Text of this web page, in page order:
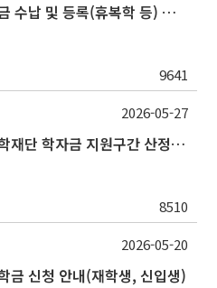
2026학년도 제2학기 등록금 수납 및 등록(휴복학 등) 일정 안내
9641
2026학년도 2학기 한국장학재단 학자금 지원구간 산정 신청 안내
8510
2026-05-27
금 신청 안내(재학생, 신입생)
2026-05-20